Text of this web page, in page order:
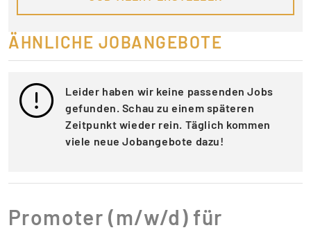
ÄHNLICHE JOBANGEBOTE
Leider haben wir keine passenden Jobs
gefunden. Schau zu einem späteren
Zeitpunkt wieder rein. Täglich kommen
viele neue Jobangebote dazu!
Promoter (m/w/d) für